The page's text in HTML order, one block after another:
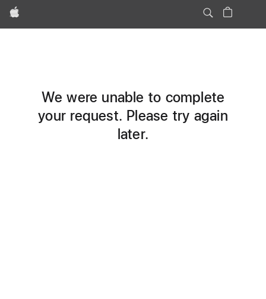
Apple
We were unable to complete
your request. Please try again
later.